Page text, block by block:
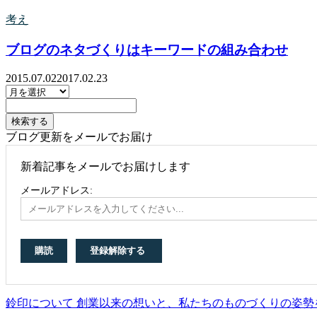
考え
ブログのネタづくりはキーワードの組み合わせ
2015.07.022017.02.23
ブログ更新をメールでお届け
新着記事をメールでお届けします
メールアドレス:
鈴印について 創業以来の想いと、私たちのものづくりの姿勢